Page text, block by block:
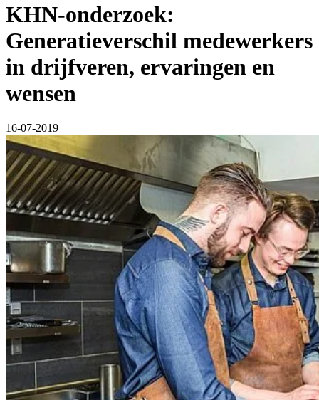
KHN-onderzoek:
Generatieverschil medewerkers
in drijfveren, ervaringen en
wensen
16-07-2019